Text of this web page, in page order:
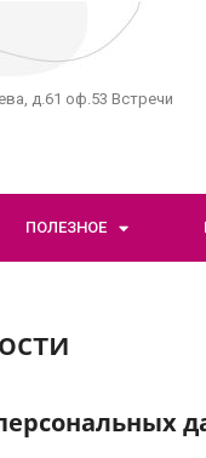
д.61 оф.53 Встречи
ПОЛЕЗНОЕ